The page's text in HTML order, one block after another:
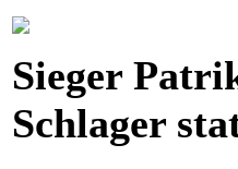
Sieger
Schlager